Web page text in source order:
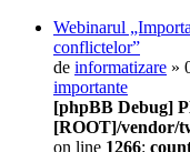
Webinarul
conflictelor”
de informatizare »
importante
[phpBB Debug]
[ROOT]/vendor/
on line 1266: